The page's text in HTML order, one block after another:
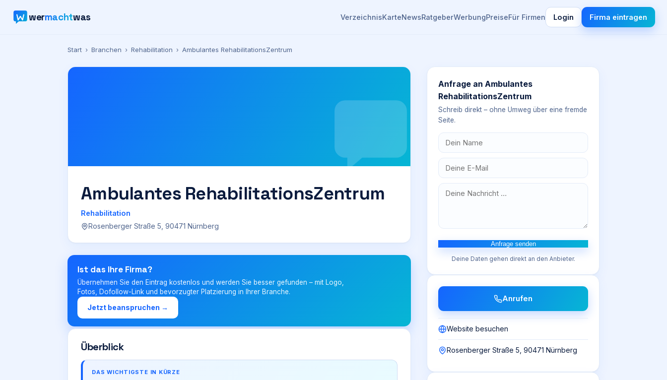
wermachtwas VerzeichnisKarteNewsRatgeberWerbungPreiseFür Firmen Login Firma eintragen
Start › Branchen › Rehabilitation › Ambulantes RehabilitationsZentrum
Ambulantes RehabilitationsZentrum
Rehabilitation
Rosenberger Straße 5, 90471 Nürnberg
Ist das Ihre Firma?
Übernehmen Sie den Eintrag kostenlos und werden Sie besser gefunden – mit Logo,
Fotos, Dofollow-Link und bevorzugter Platzierung in Ihrer Branche.
Jetzt beanspruchen →
Überblick
DAS WICHTIGSTE IN KÜRZE
Anfrage an Ambulantes
RehabilitationsZentrum
Schreib direkt – ohne Umweg über eine fremde
Seite.
Anfrage senden
Deine Daten gehen direkt an den Anbieter.
Anrufen
Website besuchen
Rosenberger Straße 5, 90471 Nürnberg